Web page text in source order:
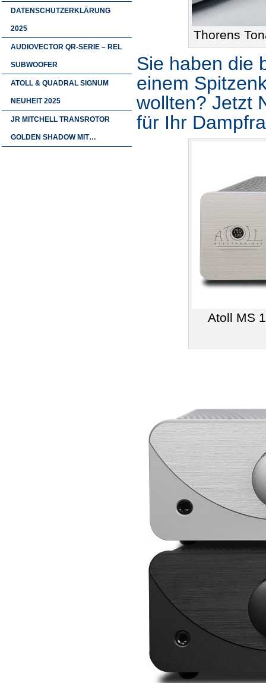
DATENSCHUTZERKLÄRUNG
2025
AUDIOVECTOR QR-SERIE – REL
SUBWOOFER
ATOLL & QUADRAL SIGNUM
NEUHEIT 2025
JR MITCHELL TRANSROTOR
GOLDEN SHADOW MIT…
Thorens
Sie haben die
einem
wollten? Jetzt
für Ihr
Atoll MS